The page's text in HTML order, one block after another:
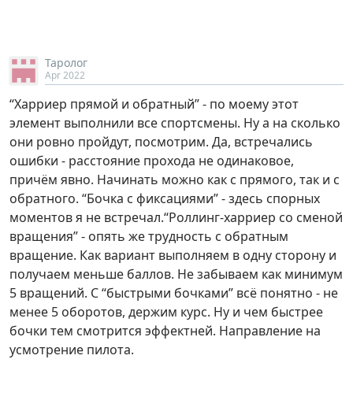
Таролог
Apr 2022
“Харриер прямой и обратный” - по моему этот
элемент выполнили все спортсмены. Ну а на сколько
они ровно пройдут, посмотрим. Да, встречались
ошибки - расстояние прохода не одинаковое,
причём явно. Начинать можно как с прямого, так и с
обратного. “Бочка с фиксациями” - здесь спорных
моментов я не встречал.“Роллинг-харриер со сменой
вращения” - опять же трудность с обратным
вращение. Как вариант выполняем в одну сторону и
получаем меньше баллов. Не забываем как минимум
5 вращений. С “быстрыми бочками” всё понятно - не
менее 5 оборотов, держим курс. Ну и чем быстрее
бочки тем смотрится эффектней. Направление на
усмотрение пилота.